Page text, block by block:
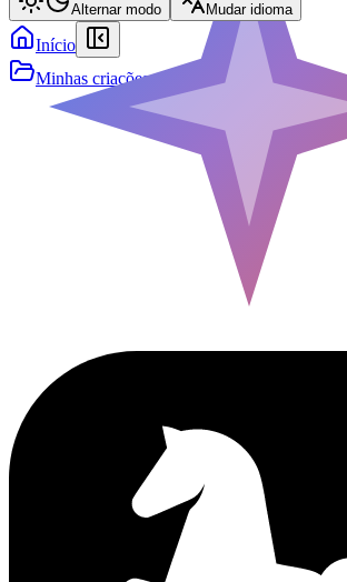
Alternar modo Mudar idioma
Início
Minhas criações